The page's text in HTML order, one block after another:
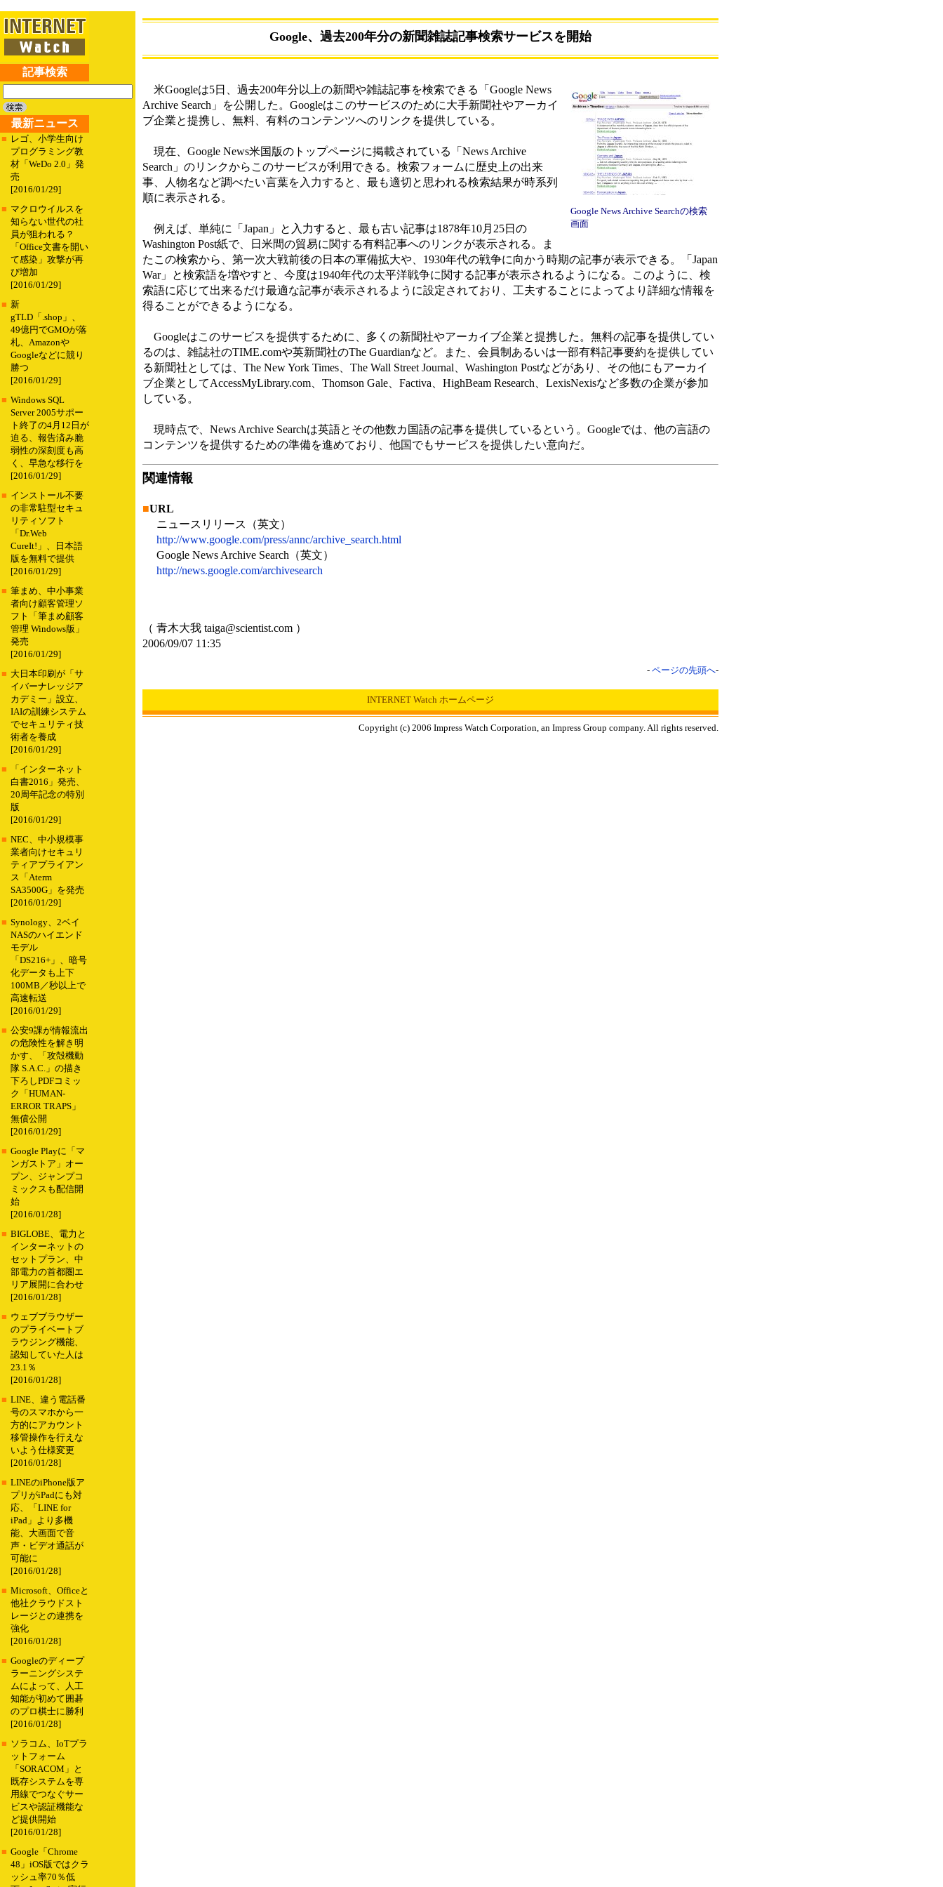
記事検索
最新ニュース
■ レゴ、小学生向け
プログラミング教
材「WeDo 2.0」発
売
[2016/01/29]
■ マクロウイルスを
知らない世代の社
員が狙われる？
「Office文書を開い
て感染」攻撃が再
び増加
[2016/01/29]
■ 新
gTLD「.shop」、
49億円でGMOが落
札、Amazonや
Googleなどに競り
勝つ
[2016/01/29]
■ Windows SQL
Server 2005サポー
ト終了の4月12日が
迫る、報告済み脆
弱性の深刻度も高
く、早急な移行を
[2016/01/29]
■ インストール不要
の非常駐型セキュ
リティソフト
「Dr.Web
CureIt!」、日本語
版を無料で提供
[2016/01/29]
■ 筆まめ、中小事業
者向け顧客管理ソ
フト「筆まめ顧客
管理 Windows版」
発売
[2016/01/29]
■ 大日本印刷が「サ
イバーナレッジア
カデミー」設立、
IAIの訓練システム
でセキュリティ技
術者を養成
[2016/01/29]
■
「インターネット
白書2016」発売、
20周年記念の特別
版
[2016/01/29]
■ NEC、中小規模事
業者向けセキュリ
ティアプライアン
ス「Aterm
SA3500G」を発売
[2016/01/29]
■ Synology、2ベイ
NASのハイエンド
モデル
「DS216+」、暗号
化データも上下
100MB／秒以上で
高速転送
[2016/01/29]
■ 公安9課が情報流出
の危険性を解き明
かす、「攻殻機動
隊 S.A.C.」の描き
下ろしPDFコミッ
ク「HUMAN-
ERROR TRAPS」
無償公開
[2016/01/29]
■ Google Playに「マ
ンガストア」オー
プン、ジャンプコ
ミックスも配信開
始
[2016/01/28]
■ BIGLOBE、電力と
インターネットの
セットプラン、中
部電力の首都圏エ
リア展開に合わせ
[2016/01/28]
■ ウェブブラウザー
のプライベートブ
ラウジング機能、
認知していた人は
23.1％
[2016/01/28]
■ LINE、違う電話番
号のスマホから一
方的にアカウント
移管操作を行えな
いよう仕様変更
[2016/01/28]
■ LINEのiPhone版ア
プリがiPadにも対
応、「LINE for
iPad」より多機
能、大画面で音
声・ビデオ通話が
可能に
[2016/01/28]
■ Microsoft、Officeと
他社クラウドスト
レージとの連携を
強化
[2016/01/28]
■ Googleのディープ
ラーニングシステ
ムによって、人工
知能が初めて囲碁
のプロ棋士に勝利
[2016/01/28]
■ ソラコム、IoTプラ
ットフォーム
「SORACOM」と
既存システムを専
用線でつなぐサー
ビスや認証機能な
ど提供開始
[2016/01/28]
■ Google「Chrome
48」iOS版ではクラ
ッシュ率70％低
Google、過去200年分の新聞雑誌記事検索サービスを開始
Google News Archive Searchの検索
画面
米Googleは5日、過去200年分以上の新聞や雑誌記事を検索できる「Google News
Archive Search」を公開した。Googleはこのサービスのために大手新聞社やアーカイ
ブ企業と提携し、無料、有料のコンテンツへのリンクを提供している。
現在、Google News米国版のトップページに掲載されている「News Archive
Search」のリンクからこのサービスが利用できる。検索フォームに歴史上の出来
事、人物名など調べたい言葉を入力すると、最も適切と思われる検索結果が時系列
順に表示される。
例えば、単純に「Japan」と入力すると、最も古い記事は1878年10月25日の
Washington Post紙で、日米間の貿易に関する有料記事へのリンクが表示される。ま
たこの検索から、第一次大戦前後の日本の軍備拡大や、1930年代の戦争に向かう時期の記事が表示できる。「Japan
War」と検索語を増やすと、今度は1940年代の太平洋戦争に関する記事が表示されるようになる。このように、検
索語に応じて出来るだけ最適な記事が表示されるように設定されており、工夫することによってより詳細な情報を
得ることができるようになる。
Googleはこのサービスを提供するために、多くの新聞社やアーカイブ企業と提携した。無料の記事を提供してい
るのは、雑誌社のTIME.comや英新聞社のThe Guardianなど。また、会員制あるいは一部有料記事要約を提供してい
る新聞社としては、The New York Times、The Wall Street Journal、Washington Postなどがあり、その他にもアーカイ
ブ企業としてAccessMyLibrary.com、Thomson Gale、Factiva、HighBeam Research、LexisNexisなど多数の企業が参加
している。
現時点で、News Archive Searchは英語とその他数カ国語の記事を提供しているという。Googleでは、他の言語の
コンテンツを提供するための準備を進めており、他国でもサービスを提供したい意向だ。
関連情報
■URL
ニュースリリース（英文）
http://www.google.com/press/annc/archive_search.html
Google News Archive Search（英文）
http://news.google.com/archivesearch
（ 青木大我 taiga@scientist.com ）
2006/09/07 11:35
- ページの先頭へ-
INTERNET Watch ホームページ
Copyright (c) 2006 Impress Watch Corporation, an Impress Group company. All rights reserved.